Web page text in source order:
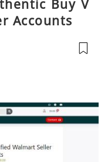
Buy V
Accounts